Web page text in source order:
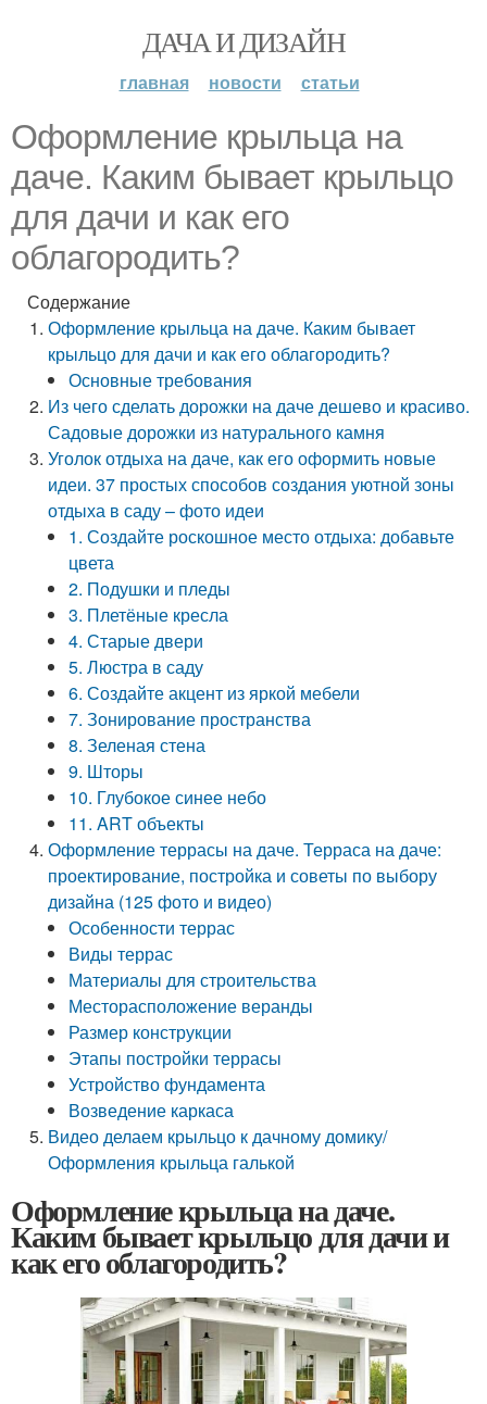
ДАЧА И ДИЗАЙН
главная новости статьи
Оформление крыльца на
даче. Каким бывает крыльцо
для дачи и как его
облагородить?
Содержание
Оформление крыльца на даче. Каким бывает
крыльцо для дачи и как его облагородить?
Основные требования
Из чего сделать дорожки на даче дешево и красиво.
Садовые дорожки из натурального камня
Уголок отдыха на даче, как его оформить новые
идеи. 37 простых способов создания уютной зоны
отдыха в саду – фото идеи
1. Создайте роскошное место отдыха: добавьте
цвета
2. Подушки и пледы
3. Плетёные кресла
4. Старые двери
5. Люстра в саду
6. Создайте акцент из яркой мебели
7. Зонирование пространства
8. Зеленая стена
9. Шторы
10. Глубокое синее небо
11. ART объекты
Оформление террасы на даче. Терраса на даче:
проектирование, постройка и советы по выбору
дизайна (125 фото и видео)
Особенности террас
Виды террас
Материалы для строительства
Месторасположение веранды
Размер конструкции
Этапы постройки террасы
Устройство фундамента
Возведение каркаса
Видео делаем крыльцо к дачному домику/
Оформления крыльца галькой
Оформление крыльца на даче.
Каким бывает крыльцо для дачи и
как его облагородить?